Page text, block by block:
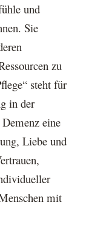
und
Sie
zu
steht für
in der
eine
Liebe und
mit